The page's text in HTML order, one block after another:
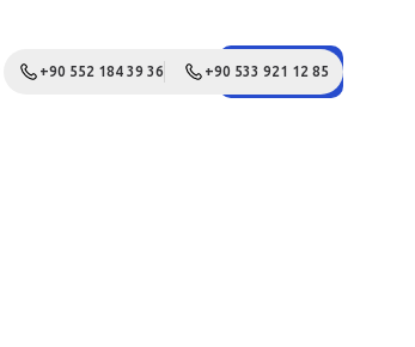
Galeri Blog İletişim Teklif Al
+90 552 184 39 36 +90 533 921 12 85